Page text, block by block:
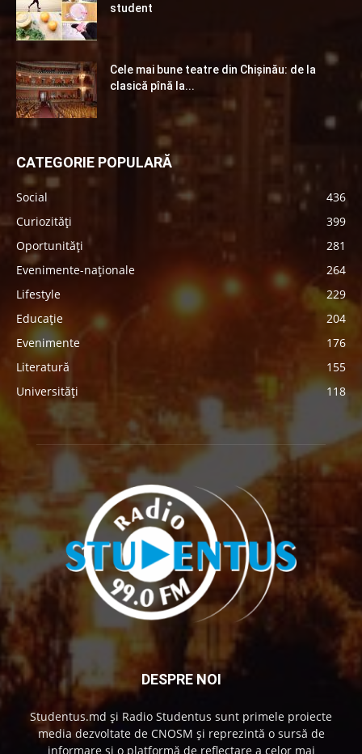
student
Cele mai bune teatre din Chişinău: de la
clasică pînă la...
CATEGORIE POPULARĂ
Social
436
Curiozități
399
Oportunități
281
Evenimente-naționale
264
Lifestyle
229
Educație
204
Evenimente
176
Literatură
155
Universități
118
DESPRE NOI
Studentus.md și Radio Studentus sunt primele proiecte
media dezvoltate de CNOSM și reprezintă o sursă de
informare și o platformă de reflectare a celor mai